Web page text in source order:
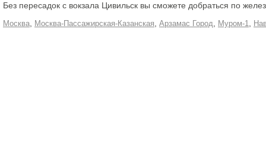
Без пересадок с вокзала Цивильск вы сможете добраться по
Москва Москва-Пассажирская-Казанская Арзамас Город Муром-1